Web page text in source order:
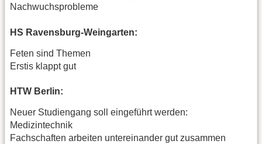
Nachwuchsprobleme
HS Ravensburg-Weingarten:
Feten sind Themen
Erstis klappt gut
HTW Berlin:
Neuer Studiengang soll eingeführt werden:
Medizintechnik
Fachschaften arbeiten untereinander gut zusammen